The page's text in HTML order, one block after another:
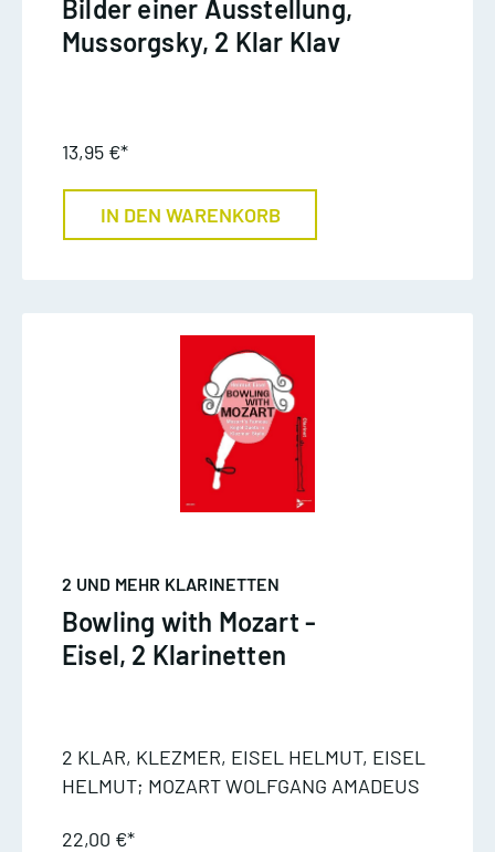
Bilder einer Ausstellung,
Mussorgsky, 2 Klar Klav
13,95 €*
IN DEN WARENKORB
2 UND MEHR KLARINETTEN
Bowling with Mozart -
Eisel, 2 Klarinetten
2 KLAR, KLEZMER, EISEL HELMUT, EISEL
HELMUT; MOZART WOLFGANG AMADEUS
22,00 €*